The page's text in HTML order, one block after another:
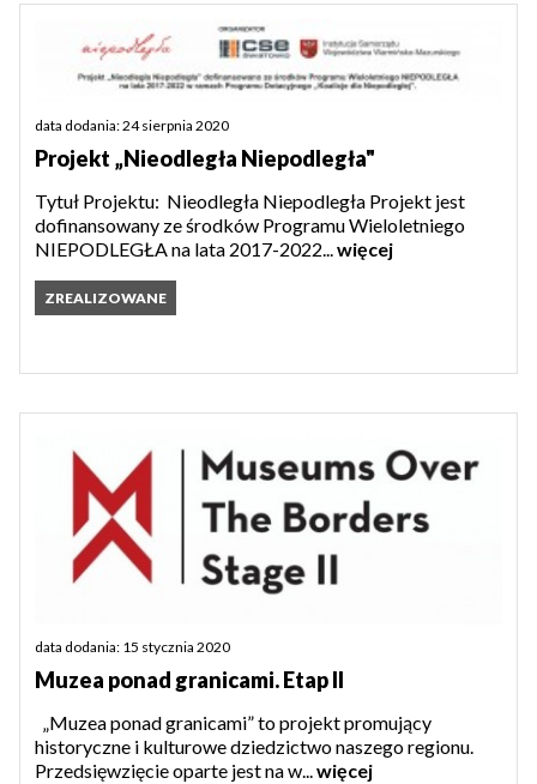
data dodania: 24 sierpnia 2020
Projekt „Nieodległa Niepodległa"
Tytuł Projektu: Nieodległa Niepodległa Projekt jest
dofinansowany ze środków Programu Wieloletniego
NIEPODLEGŁA na lata 2017-2022...więcej
ZREALIZOWANE
data dodania: 15 stycznia 2020
Muzea ponad granicami. Etap II
„Muzea ponad granicami” to projekt promujący
historyczne i kulturowe dziedzictwo naszego regionu.
Przedsięwzięcie oparte jest na w...więcej